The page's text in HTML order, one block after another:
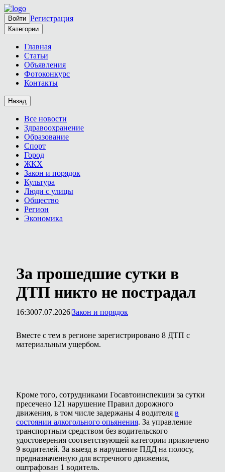
Войти Регистрация
Категории
Главная
Статьи
Объявления
Фотоконкурс
Контакты
Назад
Все новости
Здравоохранение
Образование
Спорт
Город
ЖКХ
Закон и порядок
Культура
Люди с улицы
Общество
Регион
Экономика
За прошедшие сутки в
ДТП никто не пострадал
16:3007.07.2026|Закон и порядок
Вместе с тем в регионе зарегистрировано 8 ДТП с
материальным ущербом.
Кроме того, сотрудниками Госавтоинспекции за сутки
пресечено 121 нарушение Правил дорожного
движения, в том числе задержаны 4 водителя в
состоянии алкогольного опьянения. За управление
транспортным средством без водительского
удостоверения соответствующей категории привлечено
9 водителей. За выезд в нарушение ПДД на полосу,
предназначенную для встречного движения,
оштрафован 1 водитель.